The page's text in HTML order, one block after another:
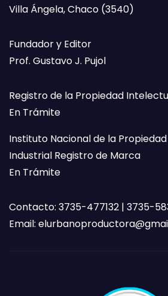
Villa Ángela, Chaco (3540)
Fundador y Editor
Prof. Gustavo J. Pujol
Registro de la Propiedad
En Trámite
Instituto Nacional de la Propiedad
Industrial Registro de Marca
En Trámite
Contacto: 3735-477132 | 3735-
Email: